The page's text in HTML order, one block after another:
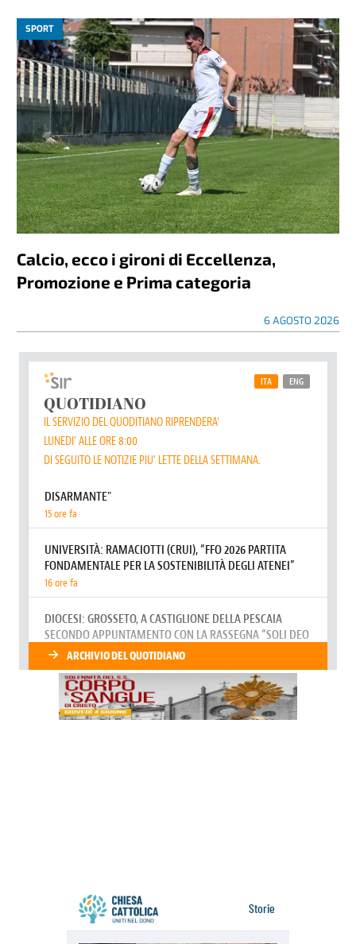
SPORT
Calcio, ecco i gironi di Eccellenza,
Promozione e Prima categoria
6 AGOSTO 2026